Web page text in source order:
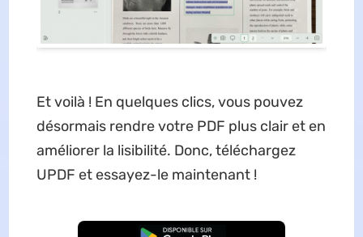
Et voilà ! En quelques clics, vous pouvez
désormais rendre votre PDF plus clair et en
améliorer la lisibilité. Donc, téléchargez
UPDF et essayez-le maintenant !